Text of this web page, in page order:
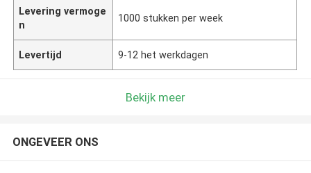
Levering vermoge
n
1000 stukken per week
Levertijd 9-12 het werkdagen
Bekijk meer
ONGEVEER ONS